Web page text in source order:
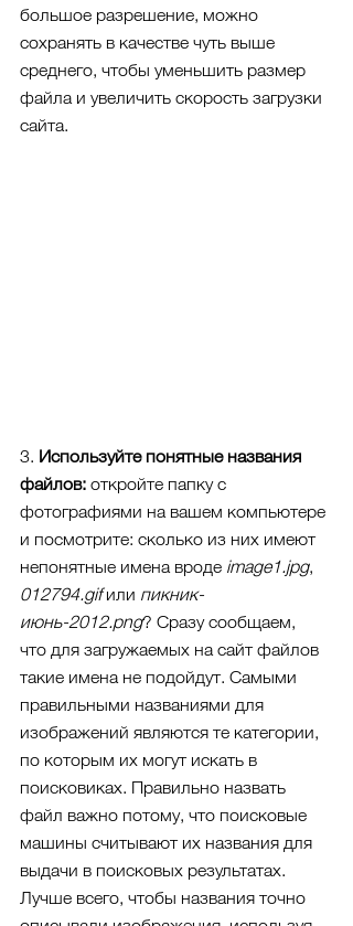
большое разрешение, можно
сохранять в качестве чуть выше
среднего, чтобы уменьшить размер
файла и увеличить скорость загрузки
сайта.
3. Используйте понятные названия
файлов: откройте папку с
фотографиями на вашем компьютере
и посмотрите: сколько из них имеют
непонятные имена вроде image1.jpg,
012794.gif или пикник-
июнь-2012.png? Сразу сообщаем,
что для загружаемых на сайт файлов
такие имена не подойдут. Самыми
правильными названиями для
изображений являются те категории,
по которым их могут искать в
поисковиках. Правильно назвать
файл важно потому, что поисковые
машины считывают их названия для
выдачи в поисковых результатах.
Лучше всего, чтобы названия точно